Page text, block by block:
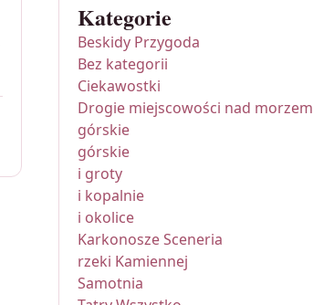
Kategorie
Beskidy Przygoda
Bez kategorii
Ciekawostki
Drogie miejscowości nad morzem
górskie
górskie
i groty
i kopalnie
i okolice
Karkonosze Sceneria
rzeki Kamiennej
Samotnia